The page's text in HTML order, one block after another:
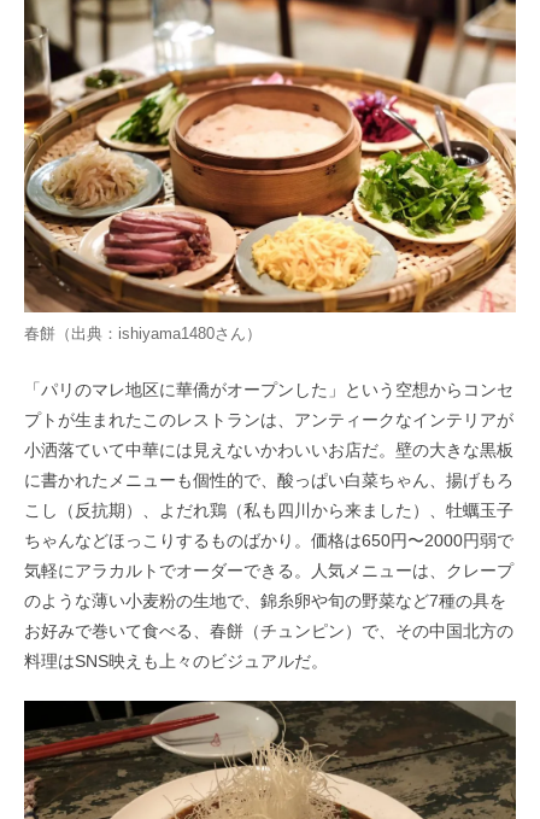
春餅（出典： ishiyama1480さん）
「パリのマレ地区に華僑がオープンした」という空想からコンセ
プトが生まれたこのレストランは、アンティークなインテリアが
小洒落ていて中華には見えないかわいいお店だ。壁の大きな黒板
に書かれたメニューも個性的で、酸っぱい白菜ちゃん、揚げもろ
こし（反抗期）、よだれ鶏（私も四川から来ました）、牡蠣玉子
ちゃんなどほっこりするものばかり。価格は650円〜2000円弱で
気軽にアラカルトでオーダーできる。人気メニューは、クレープ
のような薄い小麦粉の生地で、錦糸卵や旬の野菜など7種の具を
お好みで巻いて食べる、春餅（チュンピン）で、その中国北方の
料理はSNS映えも上々のビジュアルだ。